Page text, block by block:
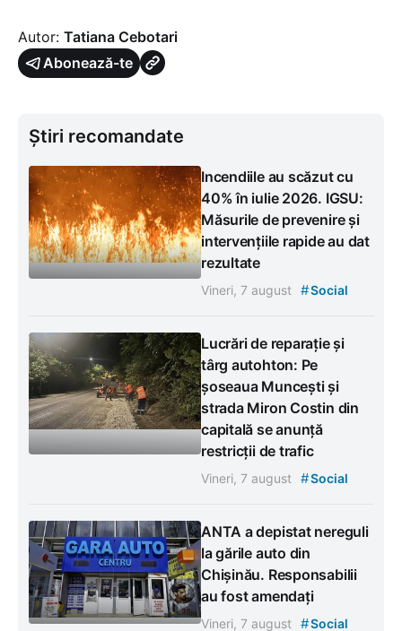
Autor: Tatiana Cebotari
Abonează-te
Știri recomandate
Incendiile au scăzut cu
40% în iulie 2026. IGSU:
Măsurile de prevenire și
intervențiile rapide au dat
rezultate
Vineri, 7 august #Social
Lucrări de reparație și
târg autohton: Pe
șoseaua Muncești și
strada Miron Costin din
capitală se anunță
restricții de trafic
Vineri, 7 august #Social
ANTA a depistat nereguli
la gările auto din
Chișinău. Responsabilii
au fost amendați
Vineri, 7 august #Social